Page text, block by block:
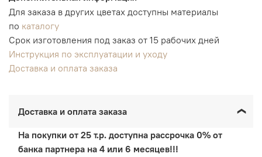
Для заказа в других цветах доступны материалы
по каталогу
Срок изготовления под заказ от 15 рабочих дней
Инструкция по эксплуатации и уходу
Доставка и оплата заказа
Доставка и оплата заказа
На покупки от 25 т.р. доступна рассрочка 0% от
банка партнера на 4 или 6 месяцев!!!